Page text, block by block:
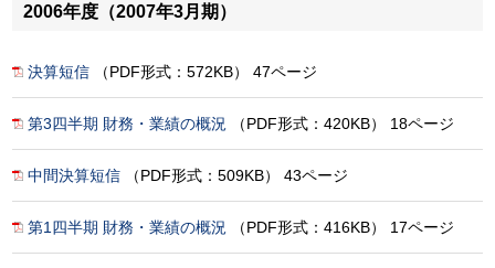
2006年度（2007年3月期）
決算短信 （PDF形式：572KB） 47ページ
第3四半期 財務・業績の概況 （PDF形式：420KB） 18ページ
中間決算短信 （PDF形式：509KB） 43ページ
第1四半期 財務・業績の概況 （PDF形式：416KB） 17ページ